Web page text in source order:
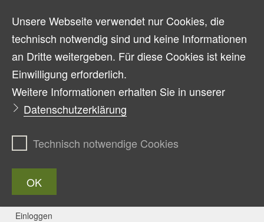
Unsere Webseite verwendet nur Cookies, die
technisch notwendig sind und keine Informationen
an Dritte weitergeben. Für diese Cookies ist keine
Einwilligung erforderlich.
Weitere Informationen erhalten Sie in unserer
Datenschutzerklärung
Technisch notwendige Cookies
OK
Einloggen